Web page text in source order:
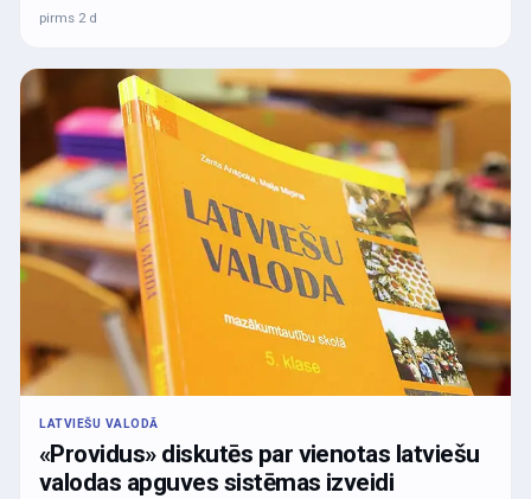
pirms 2 d
LATVIEŠU VALODĀ
«Providus» diskutēs par vienotas latviešu
valodas apguves sistēmas izveidi